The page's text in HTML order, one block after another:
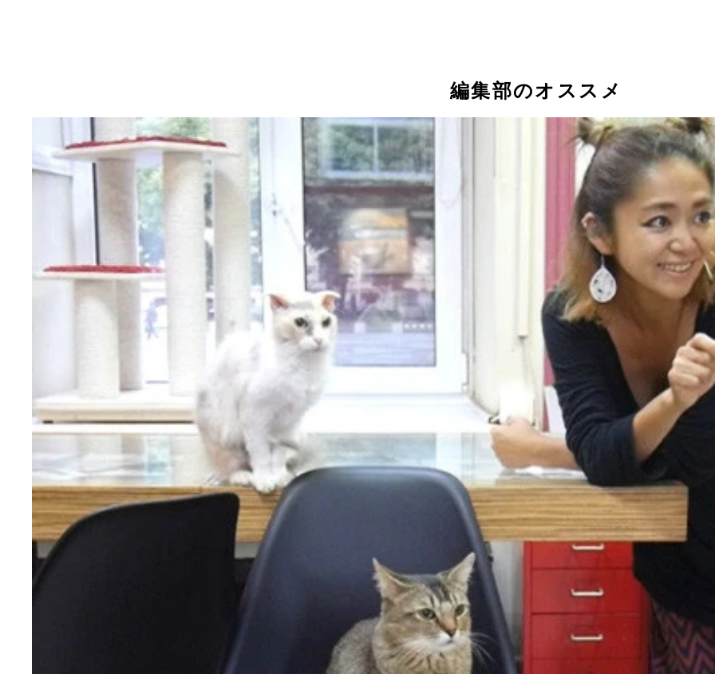
ロシアといえばテトリスを思い出させるモスクワの「聖ワシリイ大聖堂」
ロシアのモスクワで行ったペリメニ屋「ＬＥＰＩＭ ｉ ＶＡＲＩＭ」
いろいろな種類のペリメニ
ラトビアのリガで行ったペリメニ屋「Ｐｅｌｍｅｎｉ ＸＬ」
セルフサービススタイルのペリメニファストフード店
中身の具によって皮の形も違う
材料。皮：強力粉、薄力粉、水、卵、塩。中身：合い挽き肉、玉ねぎ、ニンニク、塩胡椒、有塩バター、サワー
ポイント食材は強力粉！ これで皮がモチモチ食感になるよ！
１．まずは皮作り。ボウルに薄力粉、強力粉、塩を入れて、箸で混ぜながら卵液（溶き卵と水を合わせてたもの
２．箸で全体を混ぜたら、生地がひとまとまりになるよう手でこねる。
３．生地がまとまったらラップかキッチンペーパーを被せて常温で５分ほど寝かす。
４．再び生地をこねて５分寝かし、生地に水分がなじんでしっとりしたら、ボウルから出して調理台の上で１０
５．生地の表面がなめらかになったら１時間ほど寝かす。
６．生地を寝かせている間に中身作り。玉ねぎ、ニンニク、パセリをみじん切り。
７．ボウルに中身の材料（みじん切りした野菜類、挽肉、塩胡椒）を入れて粘り気が出るまでこねたら中身は完成
８．調理台などの上に打ち粉を敷いて、寝かせていた皮を直径５００円硬貨ほどの太さの棒状に伸ばす。
９．棒状の生地を切って１６等分にする。
１０．調理台に打ち粉をして生地を綿棒で伸ばし円形の皮を作っていく。（綿棒がなければワインボトルやラップ
１１．皮ができたら中身を乗せて包む。
１２．半分に折って三日月型を作り、皮同士をギュッとくっつける。（必要であれば水を使う）
１３．三日月型の端っこ同士をくっつけ帽子型を作る。
１４．出来上がったペリメニたちを沸騰したお湯で５分ほど茹でる。ペリメニが浮き上がり中まで火が通ったら
１５．バター、サワークリームなどのトッピングを乗せて召し上がれ！
まずは基本に忠実にバターとサワークリームだけのもの
ぷるっとモチモチなペリメニちゃん
味変したペリメニとにらめっこ
茹でる前のペリメニたち。かわいい……！ 余ったら粉をまぶして冷凍保存！
編集部のオススメ